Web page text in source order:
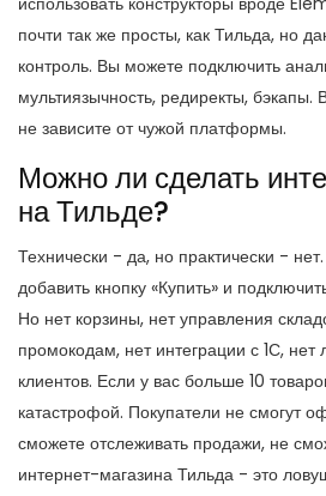
почти так же просты, как Тильда, но
контроль. Вы можете подключить
мультиязычность, редиректы,
не зависите от чужой платформы.
Можно ли сделать
на Тильде?
Технически - да, но практически -
добавить кнопку «Купить» и
Но нет корзины, нет управления
промокодам, нет интеграции с 1С, нет
клиентов. Если у вас больше 10
катастрофой. Покупатели не смогут
сможете отслеживать продажи, не
интернет-магазина Тильда - это